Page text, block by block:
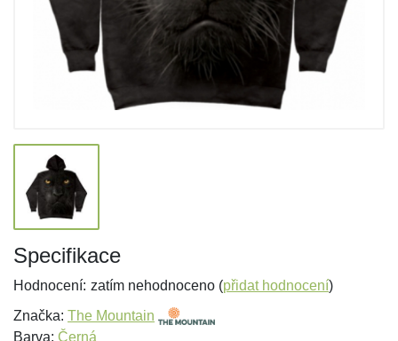
Specifikace
Hodnocení: zatím nehodnoceno (přidat hodnocení)
Značka: The Mountain
Barva: Černá